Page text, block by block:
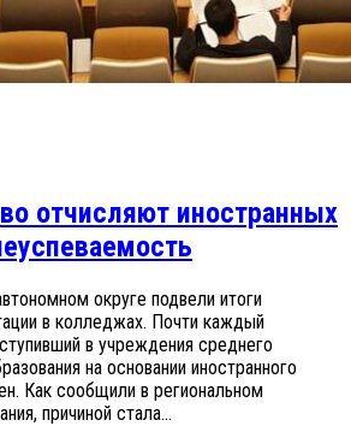
отчисляют иностранных
округе подвели итоги
в колледжах. Почти каждый
в учреждения среднего
на основании иностранного
Как сообщили в региональном
причиной стала...